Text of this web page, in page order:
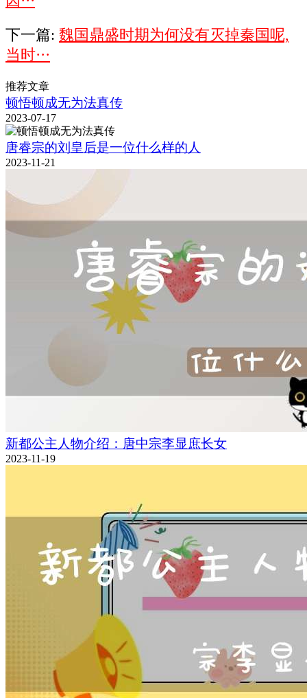
下一篇: 魏国鼎盛时期为何没有灭掉秦国呢,
当时···
推荐文章
顿悟顿成无为法真传
2023-07-17
唐睿宗的刘皇后是一位什么样的人
2023-11-21
新都公主人物介绍：唐中宗李显庶长女
2023-11-19